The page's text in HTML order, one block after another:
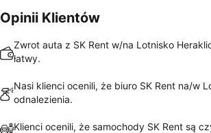
Opinii Klientów
Zwrot auta z SK Rent w/na Lotnisko
łatwy.
Nasi klienci ocenili, że biuro SK Rent na/w
odnalezienia.
Klienci ocenili, że samochody SK Rent są